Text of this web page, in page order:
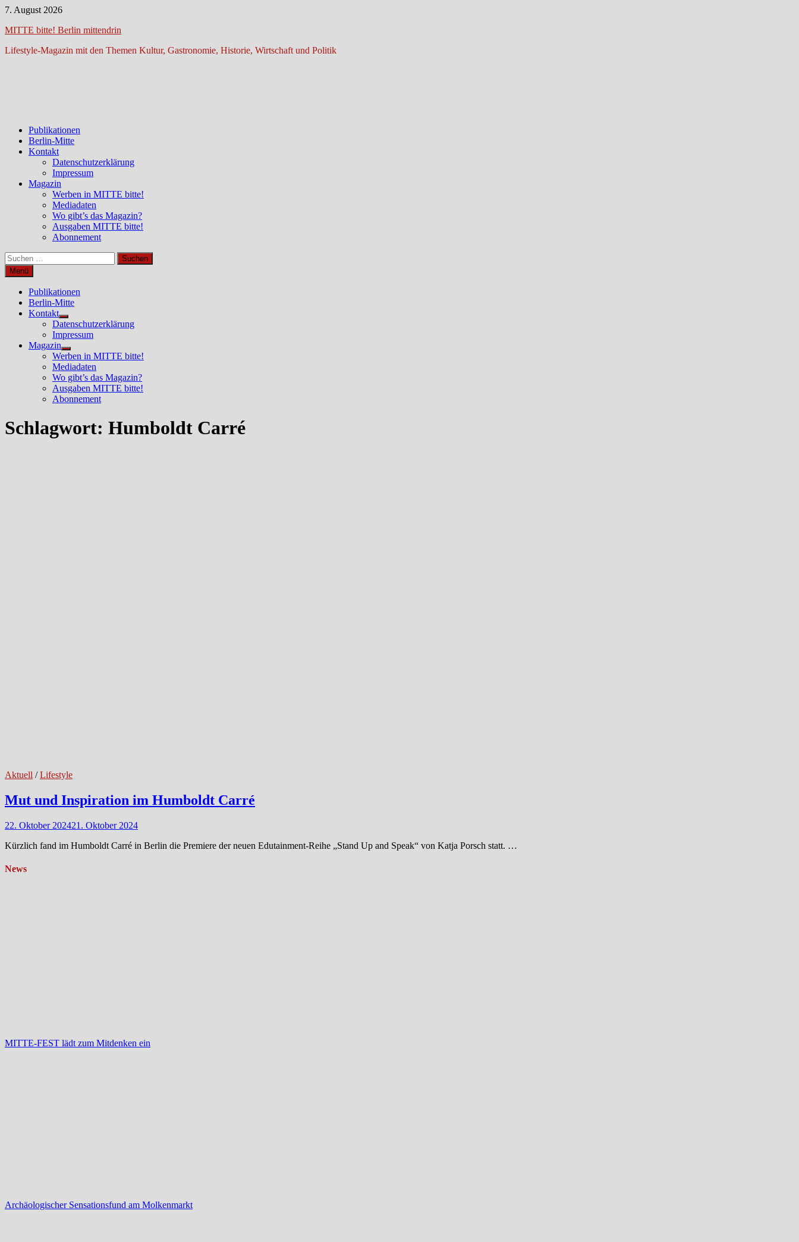
Zum
springen
7. August 2026
MITTE bitte! Berlin mittendrin
Lifestyle-Magazin mit den Themen Kultur, Gastronomie, Historie, Wirtschaft und Politik
Publikationen
Berlin-Mitte
Kontakt
Datenschutzerklärung
Impressum
Magazin
Werben in MITTE bitte!
Mediadaten
Wo gibt’s das Magazin?
Ausgaben MITTE bitte!
Abonnement
Suchen
nach:
Menü
Publikationen
Berlin-Mitte
Kontakt
Untermenü
anzeigen
Datenschutzerklärung
Impressum
Magazin
Untermenü
anzeigen
Werben in MITTE bitte!
Mediadaten
Wo gibt’s das Magazin?
Ausgaben MITTE bitte!
Abonnement
Schlagwort: Humboldt Carré
Aktuell /Lifestyle
Mut und Inspiration im Humboldt Carré
22. Oktober 202421. Oktober 2024
Kürzlich fand im Humboldt Carré in Berlin die Premiere der neuen Edutainment-Reihe „Stand Up and Speak“ von Katja Porsch statt. …
News
MITTE-FEST lädt zum Mitdenken ein
Archäologischer Sensationsfund am Molkenmarkt